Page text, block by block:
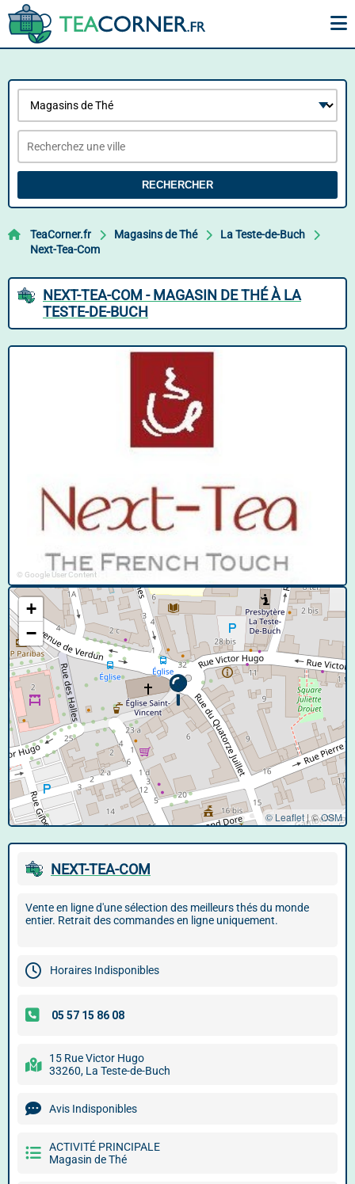
RECHERCHER
TeaCorner.fr Magasins de Thé
La Teste-de-Buch
Next-Tea-Com
NEXT-TEA-COM - MAGASIN DE THÉ À LA
TESTE-DE-BUCH
© Google User Content
+
−
© Leaflet |©OSM
NEXT-TEA-COM
Vente en ligne d'une sélection des meilleurs thés du monde
entier. Retrait des commandes en ligne uniquement.
Horaires Indisponibles
15 Rue Victor Hugo
33260, La Teste-de-Buch
Avis Indisponibles
ACTIVITÉ PRINCIPALE
Magasin de Thé